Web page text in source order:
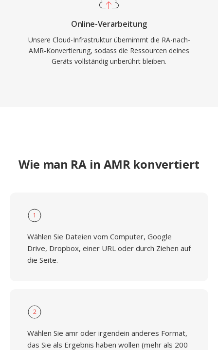
Online-Verarbeitung
Unsere Cloud-Infrastruktur übernimmt die RA-nach-
AMR-Konvertierung, sodass die Ressourcen deines
Geräts vollständig unberührt bleiben.
Wie man RA in AMR konvertiert
1
Wählen Sie Dateien vom Computer, Google
Drive, Dropbox, einer URL oder durch Ziehen auf
die Seite.
2
Wählen Sie amr oder irgendein anderes Format,
das Sie als Ergebnis haben wollen (mehr als 200